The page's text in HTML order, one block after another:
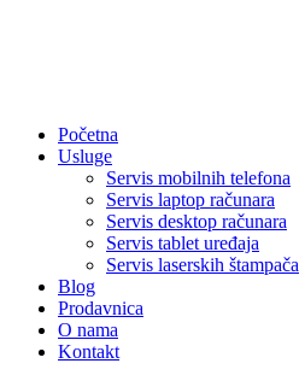
Početna
Usluge
Servis mobilnih telefona
Servis laptop računara
Servis desktop računara
Servis tablet uređaja
Servis laserskih štampača
Blog
Prodavnica
O nama
Kontakt